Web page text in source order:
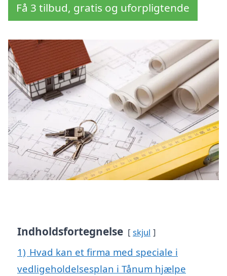
Få 3 tilbud, gratis og uforpligtende
Indholdsfortegnelse skjul
1) Hvad kan et firma med speciale i
vedligeholdelsesplan i Tånum hjælpe